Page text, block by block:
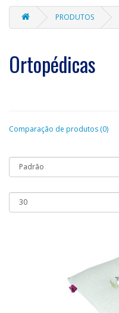
PRODUTOS
Ortopédicas
Comparação de produtos (0)